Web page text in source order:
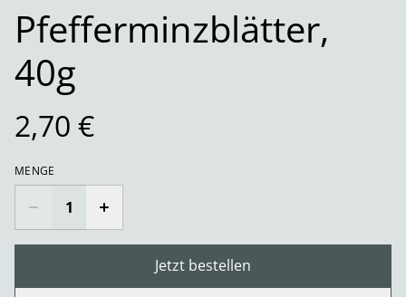
Pfefferminzblätter,
40g
2,70 €
MENGE
Jetzt bestellen